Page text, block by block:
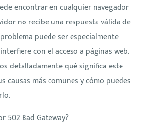
encontrar en cualquier navegador
no recibe una respuesta válida de
puede ser especialmente
con el acceso a páginas web.
detalladamente qué significa este
causas más comunes y cómo puedes
502 Bad Gateway?